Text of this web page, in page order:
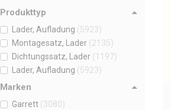
Produkttyp
Lader, Aufladung (5923)
Montagesatz, Lader (2135)
Dichtungssatz, Lader (1197)
Lader, Aufladung (5923)
Marken
Garrett (3080)